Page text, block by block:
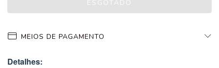
MEIOS DE PAGAMENTO
Detalhes: